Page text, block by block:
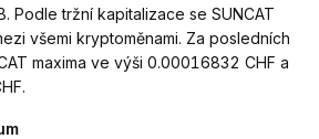
Podle tržní kapitalizace se SUNCAT
všemi kryptoměnami. Za posledních
maxima ve výši 0.00016832 CHF a